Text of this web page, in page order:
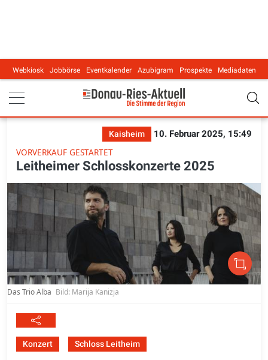
Main navigation
Webkiosk Jobbörse Eventkalender Azubigram Prospekte Mediadaten
Kaisheim
10. Februar 2025, 15:49
VORVERKAUF GESTARTET
Leitheimer Schlosskonzerte 2025
Das Trio Alba Bild: Marija Kanizja
Konzert Schloss Leitheim